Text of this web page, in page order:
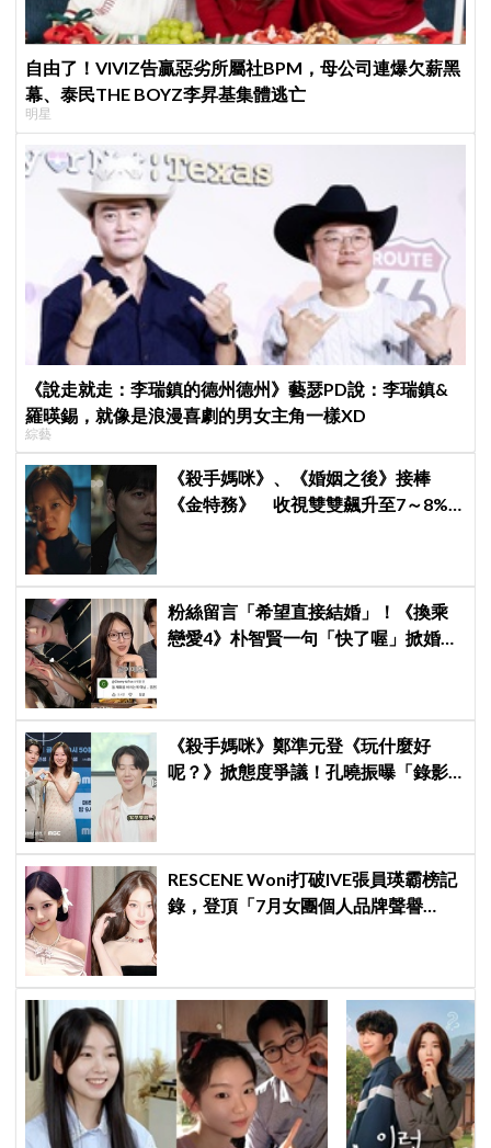
自由了！VIVIZ告贏惡劣所屬社BPM，母公司連爆欠薪黑
幕、泰民THE BOYZ李昇基集體逃亡
明星
《說走就走：李瑞鎮的德州德州》藝瑟PD說：李瑞鎮&
羅暎錫，就像是浪漫喜劇的男女主角一樣XD
綜藝
《殺手媽咪》、《婚姻之後》接棒
《金特務》 收視雙雙飆升至7～8%
粉絲留言「希望直接結婚」！《換乘
戀愛4》朴智賢一句「快了喔」掀婚訊
《殺手媽咪》鄭準元登《玩什麼好
呢？》掀態度爭議！孔曉振曝「錄影
RESCENE Woni打破IVE張員瑛霸榜記
錄，登頂「7月女團個人品牌聲譽